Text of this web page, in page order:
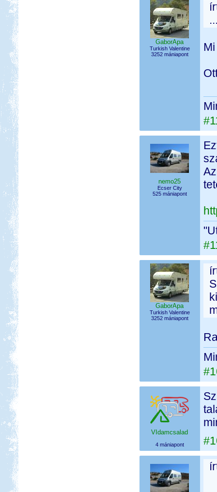
GaborApa
Turkish Valentine
3252 mániapont
nemo25
Ecser City
525 mániapont
GaborApa
Turkish Valentine
3252 mániapont
VIdamcsalad
4 mániapont